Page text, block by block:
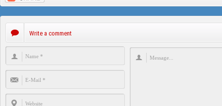
Write a comment